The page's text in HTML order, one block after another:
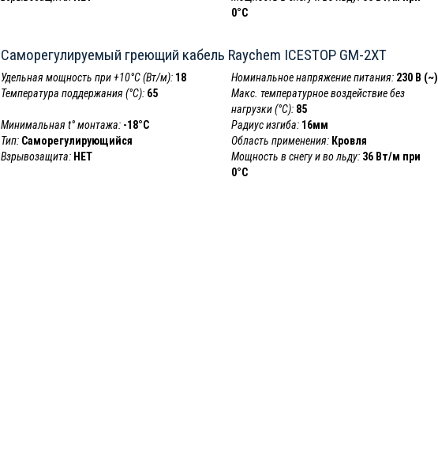
0°C
Саморегулируемый греющий кабель Raychem ICESTOP GM-2XT
Удельная мощность при +10°С (Вт/м): 18 Номинальное напряжение питания: 230 В (~)
Температура поддержания (°С): 65
Макс. температурное воздействие без
нагрузки (°С): 85
Минимальная t° монтажа: -18°C Радиус изгиба: 16мм
Тип: Саморегулирующийся Область применения: Кровля
Взрывозащита: НЕТ Мощность в снегу и во льду: 36 Вт/м при
0°C